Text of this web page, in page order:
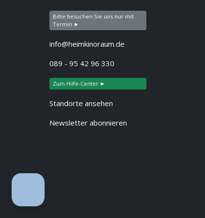
Bitte besuchen Sie uns nur mit
Termin ►
info@heimkinoraum.de
089 - 95 42 96 330
Zum Hilfe-Center ►
Standorte ansehen
Newsletter abonnieren